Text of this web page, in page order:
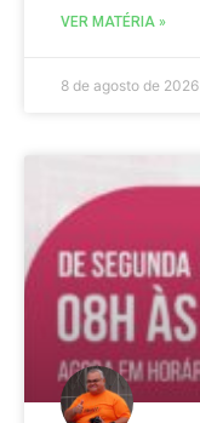
VER MATÉRIA »
8 de agosto de 2026